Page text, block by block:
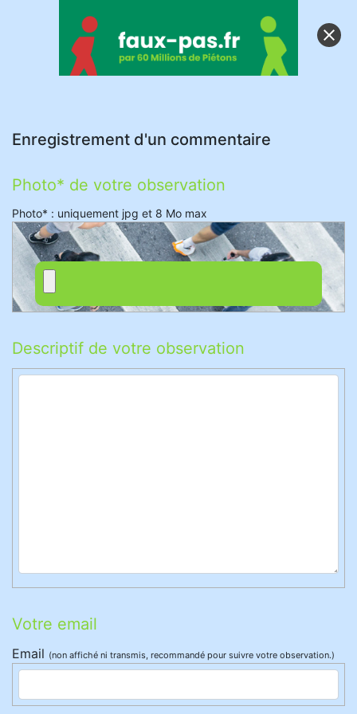
clear
Enregistrement d'un commentaire
Photo* de votre observation
Photo* : uniquement jpg et 8 Mo max
Descriptif de votre observation
Votre email
Email (non affiché ni transmis, recommandé pour suivre votre observation.)